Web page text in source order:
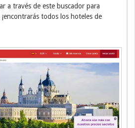
a través de este buscador para
todos los hoteles de